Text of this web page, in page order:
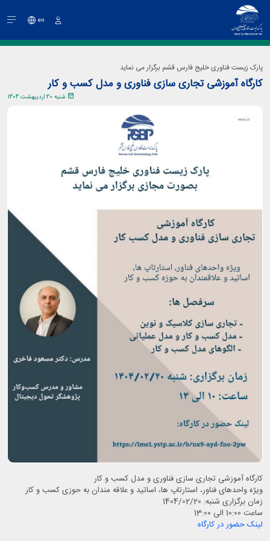
en
پارک زیست فناوری خلیج فارس قشم برگزار می نماید
کارگاه آموزشی تجاری سازی فناوری و مدل کسب و کار
شنبه 20 اردیبهشت 1404
کارگاه آموزشی تجاری سازی فناوری و مدل کسب و کار
ویژه واحدهای فناور، استارتاپ ها، اساتید و علاقه مندان به حوزی کسب و کار
زمان برگزاری شنبه: 1404/02/20
ساعت 10:00 الی 13:00
لینک حضور در کارگاه